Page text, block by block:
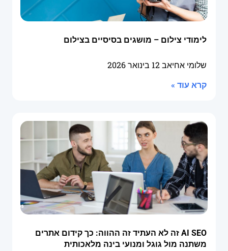
לימודי צילום – מושגים בסיסיים בצילום
שלומי אחיאב12 בינואר 2026
קרא עוד »
AI SEO זה לא העתיד זה ההווה: כך קידום אתרים
משתנה מול גוגל ומנועי בינה מלאכותית